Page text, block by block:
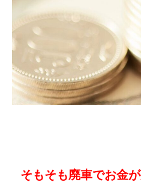
そもそも廃車でお金